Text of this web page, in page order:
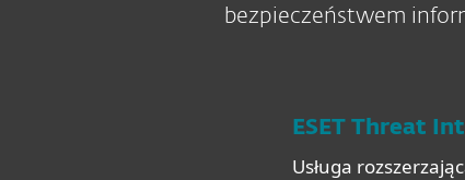
bezpieczeństwem
ESET Threat
Usługa